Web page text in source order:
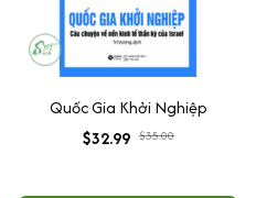
Quốc Gia Khởi Nghiệp
$32.99 $35.00